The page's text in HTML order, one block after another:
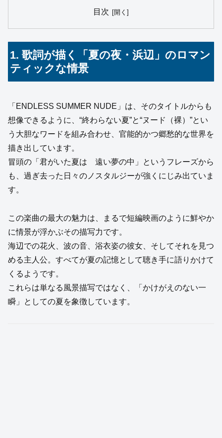
目次
1. 歌詞が描く「夏の夜・浜辺」のロマン
ティックな情景
「ENDLESS SUMMER NUDE」は、そのタイトルからも
想像できるように、“終わらない夏”と“ヌード（裸）”とい
う大胆なワードを組み合わせ、官能的かつ郷愁的な世界を
描き出しています。
冒頭の「君がいた夏は 遠い夢の中」というフレーズから
も、過ぎ去った日々のノスタルジーが強くにじみ出ていま
す。
この楽曲の最大の魅力は、まるで短編映画のように鮮やか
に情景が浮かぶその描写力です。
海辺での花火、波の音、浴衣姿の彼女、そしてそれを見つ
める主人公。すべてが夏の記憶として聴き手に語りかけて
くるようです。
これらは単なる風景描写ではなく、「かけがえのない一
瞬」としての夏を象徴しています。